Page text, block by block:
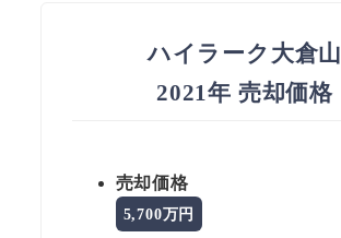
ハイラーク大倉山
2021年 売却価格
売却価格
5,700万円